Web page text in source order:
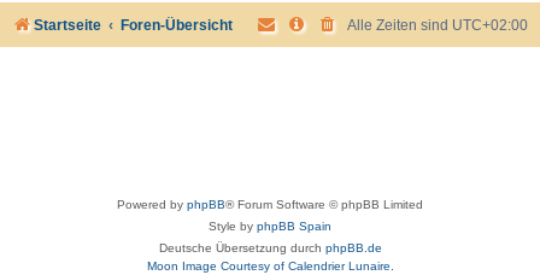
Startseite Foren-Übersicht Alle Zeiten sind UTC+02:00
Powered by phpBB® Forum Software © phpBB Limited
Style by phpBB Spain
Deutsche Übersetzung durch phpBB.de
Moon Image Courtesy of Calendrier Lunaire.